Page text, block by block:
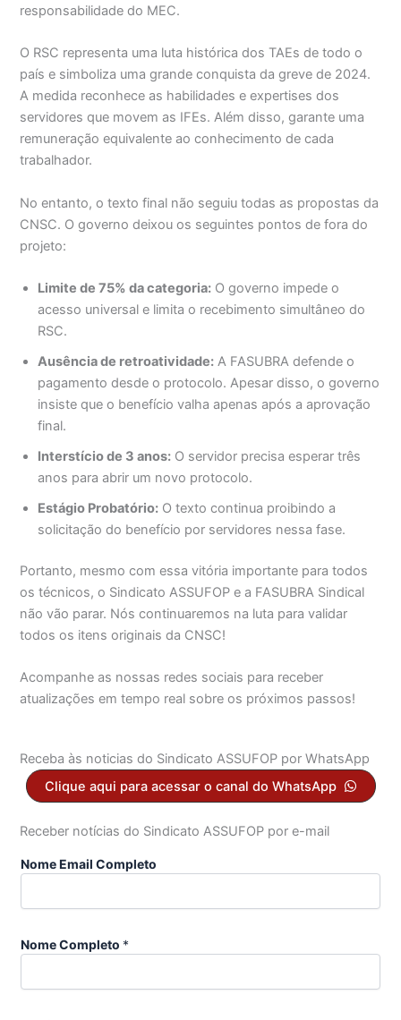
responsabilidade do MEC.
O RSC representa uma luta histórica dos TAEs de todo o
país e simboliza uma grande conquista da greve de 2024.
A medida reconhece as habilidades e expertises dos
servidores que movem as IFEs. Além disso, garante uma
remuneração equivalente ao conhecimento de cada
trabalhador.
No entanto, o texto final não seguiu todas as propostas da
CNSC. O governo deixou os seguintes pontos de fora do
projeto:
Limite de 75% da categoria: O governo impede o
acesso universal e limita o recebimento simultâneo do
RSC.
Ausência de retroatividade: A FASUBRA defende o
pagamento desde o protocolo. Apesar disso, o governo
insiste que o benefício valha apenas após a aprovação
final.
Interstício de 3 anos: O servidor precisa esperar três
anos para abrir um novo protocolo.
Estágio Probatório: O texto continua proibindo a
solicitação do benefício por servidores nessa fase.
Portanto, mesmo com essa vitória importante para todos
os técnicos, o Sindicato ASSUFOP e a FASUBRA Sindical
não vão parar. Nós continuaremos na luta para validar
todos os itens originais da CNSC!
Acompanhe as nossas redes sociais para receber
atualizações em tempo real sobre os próximos passos!
Receba às noticias do Sindicato ASSUFOP por WhatsApp
Clique aqui para acessar o canal do WhatsApp
Receber notícias do Sindicato ASSUFOP por e-mail
Nome Email Completo
Nome Completo *